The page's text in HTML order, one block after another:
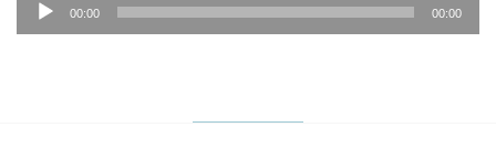
audio
00:00 00:00